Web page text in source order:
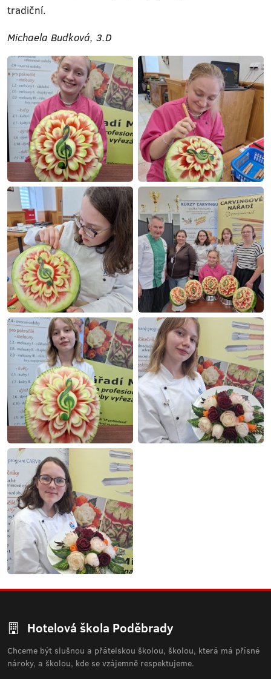
tradiční.
Michaela Budková, 3.D
Hotelová škola Poděbrady
Chceme být slušnou a přátelskou školou, školou, která má přísné
nároky, a školou, kde se vzájemně respektujeme.